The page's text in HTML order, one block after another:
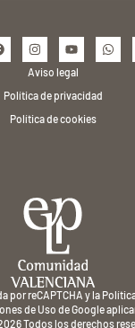
por reCAPTCHA y la
de Uso de Google
Todos los derechos
Aviso legal
Política de privacidad
Política de cookies